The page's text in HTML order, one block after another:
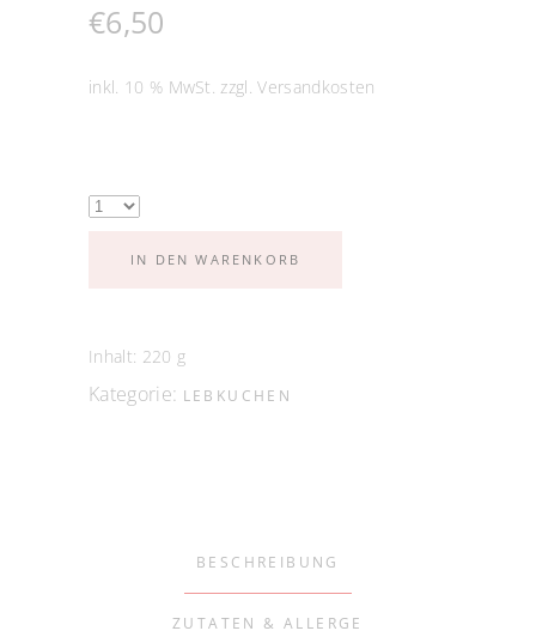
€6,50
inkl. 10 % MwSt. zzgl.Versandkosten
IN DEN WARENKORB
Inhalt: 220 g
Kategorie: LEBKUCHEN
BESCHREIBUNG
ZUTATEN & ALLERGE